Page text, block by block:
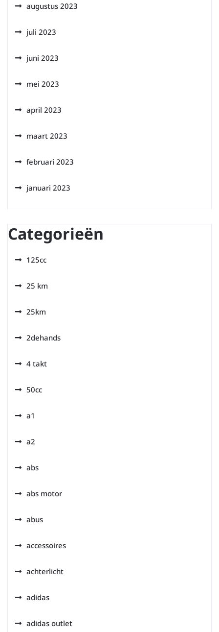
augustus 2023
juli 2023
juni 2023
mei 2023
april 2023
maart 2023
februari 2023
januari 2023
Categorieën
125cc
25 km
25km
2dehands
4 takt
50cc
a1
a2
abs
abs motor
abus
accessoires
achterlicht
adidas
adidas outlet